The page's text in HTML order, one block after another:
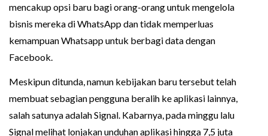
mencakup opsi baru bagi orang-orang untuk mengelola
bisnis mereka di WhatsApp dan tidak memperluas
kemampuan Whatsapp untuk berbagi data dengan
Facebook.
Meskipun ditunda, namun kebijakan baru tersebut telah
membuat sebagian pengguna beralih ke aplikasi lainnya,
salah satunya adalah Signal. Kabarnya, pada minggu lalu
Signal melihat lonjakan unduhan aplikasi hingga 7,5 juta